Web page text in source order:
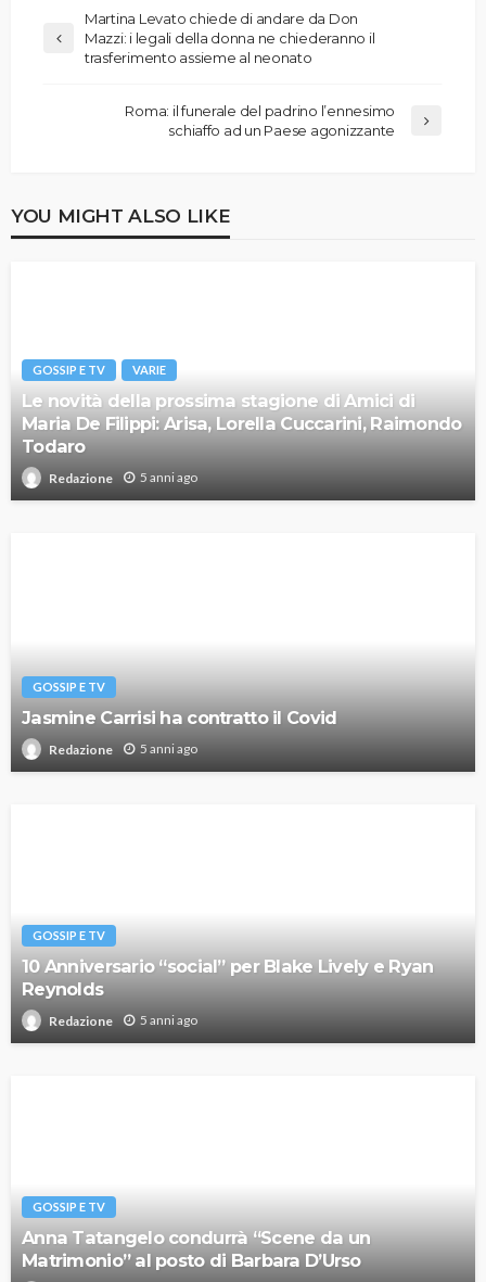
Martina Levato chiede di andare da Don
Mazzi: i legali della donna ne chiederanno il
trasferimento assieme al neonato
Roma: il funerale del padrino l’ennesimo
schiaffo ad un Paese agonizzante
YOU MIGHT ALSO LIKE
GOSSIP E TV VARIE
Le novità della prossima stagione di Amici di
Maria De Filippi: Arisa, Lorella Cuccarini, Raimondo
Todaro
Redazione 5 anni ago
GOSSIP E TV
Jasmine Carrisi ha contratto il Covid
Redazione 5 anni ago
GOSSIP E TV
10 Anniversario “social” per Blake Lively e Ryan
Reynolds
Redazione 5 anni ago
GOSSIP E TV
Anna Tatangelo condurrà “Scene da un
Matrimonio” al posto di Barbara D’Urso